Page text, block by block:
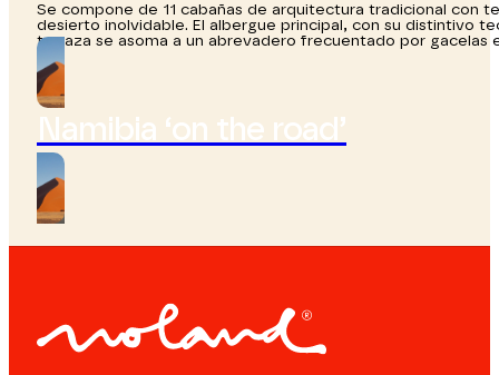
Se compone de 11 cabañas de arquitectura tradicional con
desierto inolvidable. El albergue principal, con su distintivo
terraza se asoma a un abrevadero frecuentado por gacelas
Namibia ‘on the road’